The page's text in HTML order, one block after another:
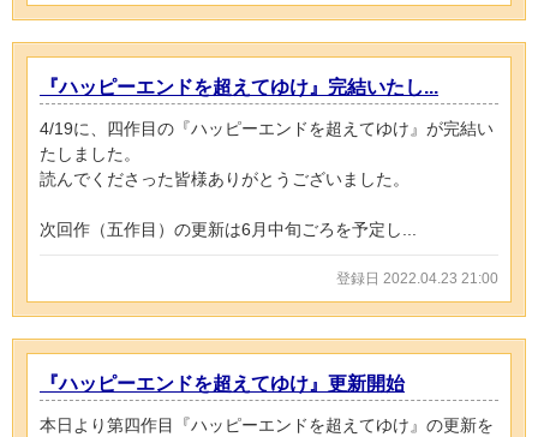
『ハッピーエンドを超えてゆけ』完結いたし...
4/19に、四作目の『ハッピーエンドを超えてゆけ』が完結い
たしました。
読んでくださった皆様ありがとうございました。
次回作（五作目）の更新は6月中旬ごろを予定し...
登録日 2022.04.23 21:00
『ハッピーエンドを超えてゆけ』更新開始
本日より第四作目『ハッピーエンドを超えてゆけ』の更新を